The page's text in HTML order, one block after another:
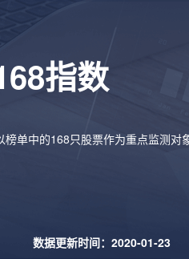
指数
单中的168只股票作为重点监测对
数据更新时间：2020-01-23